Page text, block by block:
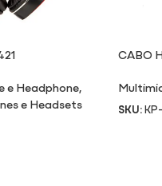
e Headphone,
e Headsets
CABO
SKU: